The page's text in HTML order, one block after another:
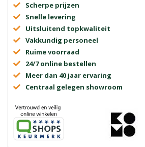
Scherpe prijzen
Snelle levering
Uitsluitend topkwaliteit
Vakkundig personeel
Ruime voorraad
24/7 online bestellen
Meer dan 40 jaar ervaring
Centraal gelegen showroom